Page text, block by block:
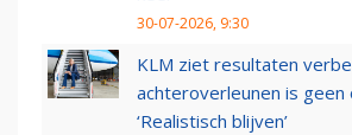
30-07-2026, 9:30
KLM ziet resultaten
achteroverleunen is geen
‘Realistisch blijven’